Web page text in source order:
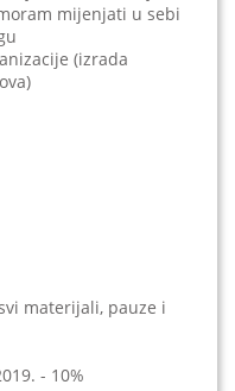
mijenjati u sebi
(izrada
materijali, pauze i
- 10%